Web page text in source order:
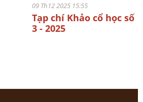
09 Th12 2025 15:55
Tạp chí Khảo cổ học số
3 - 2025